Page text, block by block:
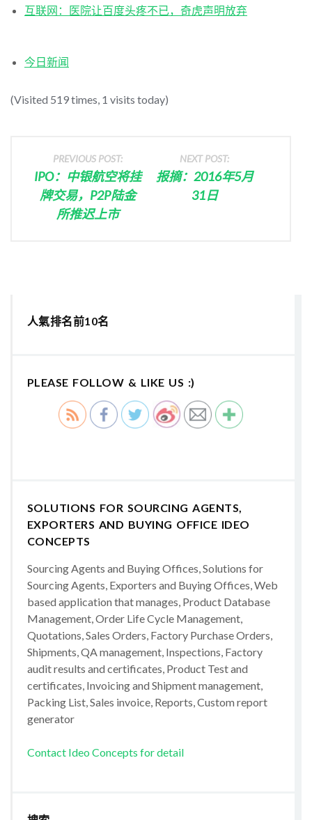
互联网：医院让百度头疼不已，奇虎声明放弃
今日新闻
(Visited 519 times, 1 visits today)
PREVIOUS POST:
IPO：中银航空将挂
牌交易，P2P陆金
所推迟上市
NEXT POST:
报摘：2016年5月
31日
人氣排名前10名
PLEASE FOLLOW & LIKE US :)
SOLUTIONS FOR SOURCING AGENTS,
EXPORTERS AND BUYING OFFICE IDEO
CONCEPTS
Sourcing Agents and Buying Offices, Solutions for
Sourcing Agents, Exporters and Buying Offices, Web
based application that manages, Product Database
Management, Order Life Cycle Management,
Quotations, Sales Orders, Factory Purchase Orders,
Shipments, QA management, Inspections, Factory
audit results and certificates, Product Test and
certificates, Invoicing and Shipment management,
Packing List, Sales invoice, Reports, Custom report
generator
Contact Ideo Concepts for detail